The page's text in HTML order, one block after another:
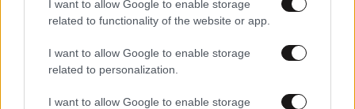
I want to allow Google to enable storage
related to functionality of the website or app.
I want to allow Google to enable storage
related to personalization.
I want to allow Google to enable storage
28·07·2020 09:52
βάρος του – Στοιχεία στις κάμερες ασφαλείας
αναζητούν οι αρχές